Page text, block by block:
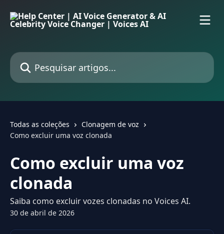
Pesquisar artigos...
Todas as coleções
Clonagem de voz
Como excluir uma voz clonada
Como excluir uma voz
clonada
Saiba como excluir vozes clonadas no Voices AI.
30 de abril de 2026